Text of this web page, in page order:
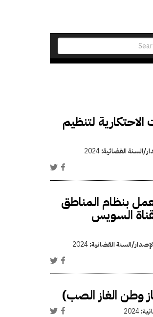
لتنظيم
السنة القضائية:2024
بنظام المناطق
السويس
السنة القضائية:2024
وطن الغاز الصب)
2024